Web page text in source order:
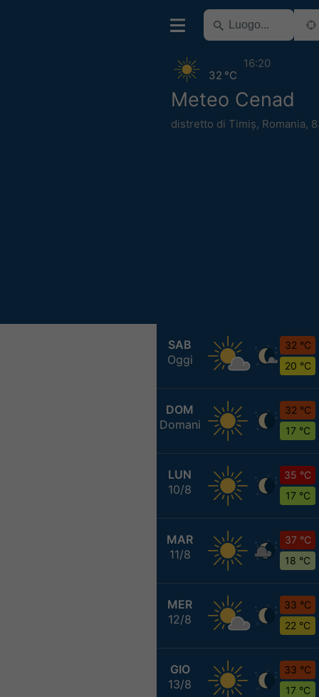
Meteo Cenad
distretto di Timiș, Romania,
32 °C
16:20
SAB
Oggi
32 °C
20 °C
DOM
Domani
32 °C
17 °C
LUN
10/8
35 °C
17 °C
MAR
11/8
37 °C
18 °C
MER
12/8
33 °C
22 °C
GIO
13/8
33 °C
17 °C